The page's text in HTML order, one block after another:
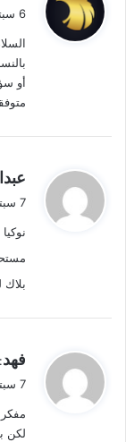
ل
6 سبتمبر، 2012 الساعة 8:10 م
أو
ي
ل
7 سبتمبر، 2012 الساعة 5:15 ص
ي
ل
فهد:
7 سبتمبر، 2012 الساعة 8:51 ص
لكن